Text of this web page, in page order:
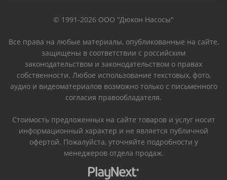
© 1991-2026 ООО "Дюкон Насосы"
Все права на любые материалы, опубликованные на сайте,
защищены в соответствии с российским
законодательством и законодательством о правах
собственности. Любое использование текстовых, фото,
аудио и видеоматериалов возможно только с письменного
согласия правообладателя.
Стоимость предложенных на сайте товаров и услуг носит
информационный характер и не является публичной
офертой. Пожалуйста, уточняйте подробности у
менеджеров отдела продаж.